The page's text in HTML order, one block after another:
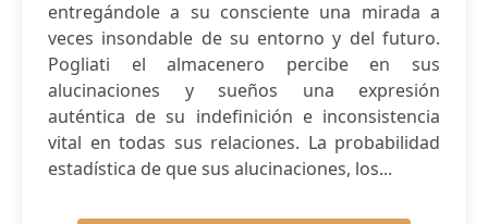
entregándole a su consciente una mirada a
veces insondable de su entorno y del futuro.
Pogliati el almacenero percibe en sus
alucinaciones y sueños una expresión
auténtica de su indefinición e inconsistencia
vital en todas sus relaciones. La probabilidad
estadística de que sus alucinaciones, los...